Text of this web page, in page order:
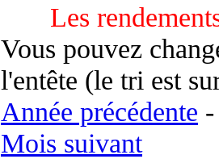
Les
Vous pouvez
l'entête (le tri est
Année précédente -
Mois suivant